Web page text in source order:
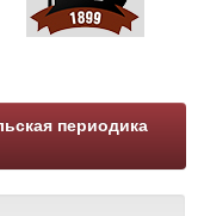
периодика